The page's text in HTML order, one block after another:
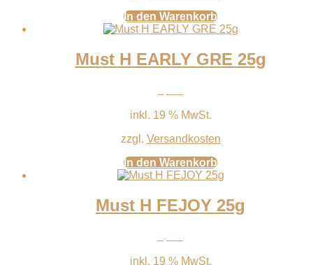
In den Warenkorb
Must H EARLY GRE 25g
inkl. 19 % MwSt.
zzgl. Versandkosten
In den Warenkorb
Must H FEJOY 25g
inkl. 19 % MwSt.